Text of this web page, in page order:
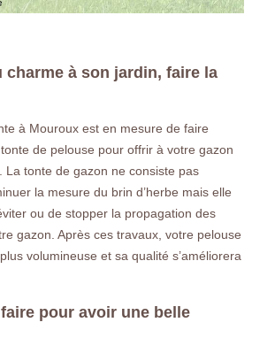
charme à son jardin, faire la
à Mouroux est en mesure de faire
de pelouse pour offrir à votre gazon
La tonte de gazon ne consiste pas
la mesure du brin d’herbe mais elle
ou de stopper la propagation des
gazon. Après ces travaux, votre pelouse
volumineuse et sa qualité s’améliorera
pour avoir une belle